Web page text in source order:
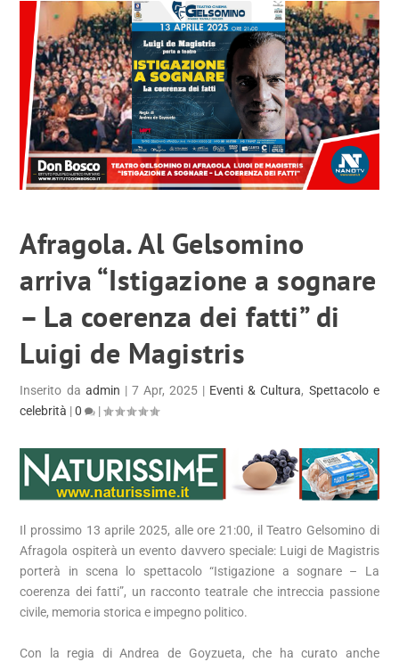
Afragola. Al Gelsomino
arriva “Istigazione a sognare
– La coerenza dei fatti” di
Luigi de Magistris
Inserito da admin | 7 Apr, 2025 | Eventi & Cultura, Spettacolo e
celebrità |0 |
Il prossimo 13 aprile 2025, alle ore 21:00, il Teatro Gelsomino di
Afragola ospiterà un evento davvero speciale: Luigi de Magistris
porterà in scena lo spettacolo “Istigazione a sognare – La
coerenza dei fatti”, un racconto teatrale che intreccia passione
civile, memoria storica e impegno politico.
Con la regia di Andrea de Goyzueta, che ha curato anche